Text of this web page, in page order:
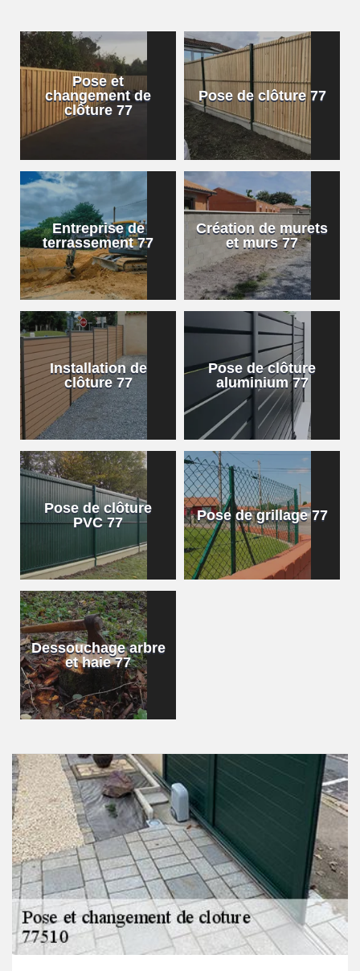
Pose et
changement de
clôture 77
Pose de clôture 77
Entreprise de
terrassement 77
Création de murets
et murs 77
Installation de
clôture 77
Pose de clôture
aluminium 77
Pose de clôture
PVC 77
Pose de grillage 77
Dessouchage arbre
et haie 77